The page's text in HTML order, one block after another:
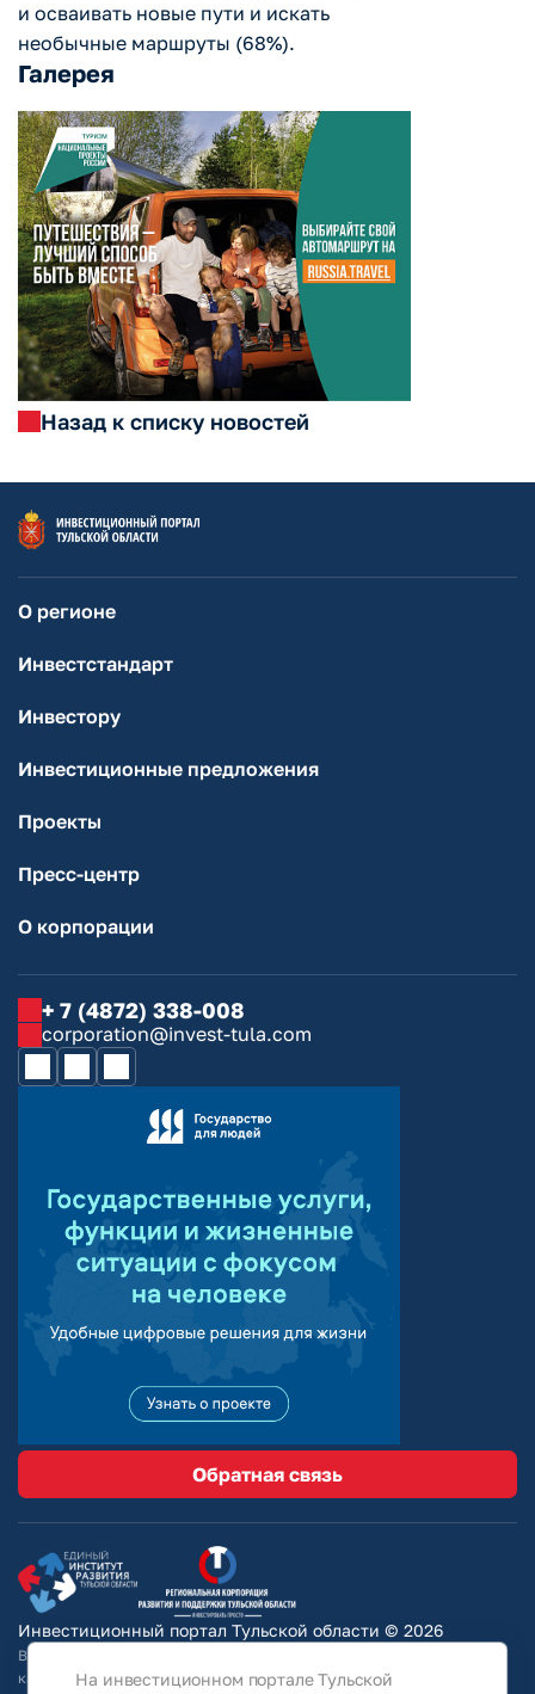
и осваивать новые пути и искать
необычные маршруты (68%).
Галерея
Назад к списку новостей
О регионе
Инвестстандарт
Инвестору
Инвестиционные предложения
Проекты
Пресс-центр
О корпорации
+ 7 (4872) 338-008
corporation@invest-tula.com
Обратная связь
Инвестиционный портал Тульской области © 2026
Вся информация на сайте носит ознакомительный характер и ни при
каких условиях не является публичной офертой, определяемой
На инвестиционном портале Тульской